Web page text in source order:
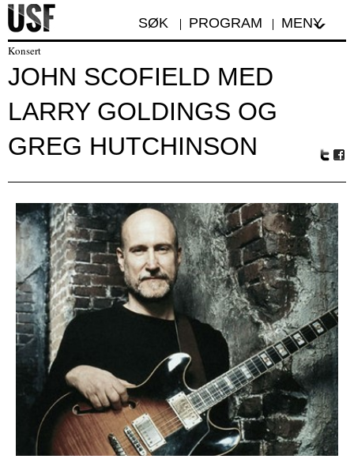
SØK PROGRAM MENY
Konsert
JOHN SCOFIELD MED
LARRY GOLDINGS OG
GREG HUTCHINSON
r
oo
k